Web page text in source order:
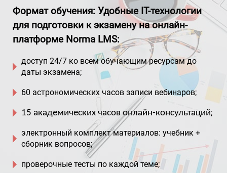
Формат обучения: Удобные IT-технологии
для подготовки к экзамену на онлайн-
платформе Norma LMS:
доступ 24/7 ко всем обучающим ресурсам до
даты экзамена;
60 астрономических часов записи вебинаров;
15 академических часов онлайн-консультаций;
электронный комплект материалов: учебник +
сборник вопросов;
проверочные тесты по каждой теме;